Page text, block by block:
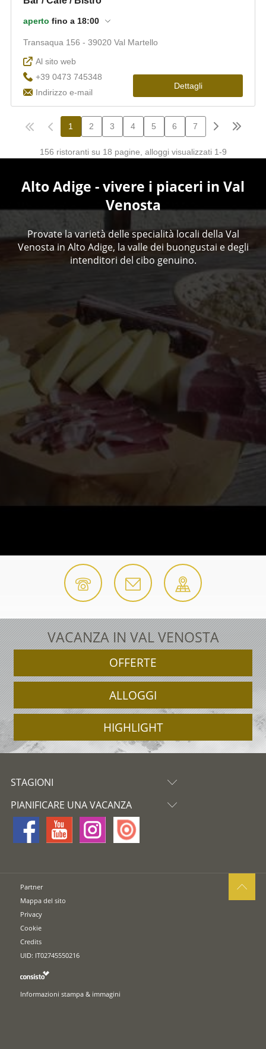
Alto Adige - vivere i piaceri in Val
Venosta
Provate la varietà delle specialità locali della Val
Venosta in Alto Adige, la valle dei buongustai e degli
intenditori del cibo genuino.
VACANZA IN VAL VENOSTA
OFFERTE
ALLOGGI
HIGHLIGHT
STAGIONI
PIANIFICARE UNA VACANZA
Partner
Mappa del sito
Privacy
Cookie
Credits
UID: IT02745550216
Informazioni stampa & immagini